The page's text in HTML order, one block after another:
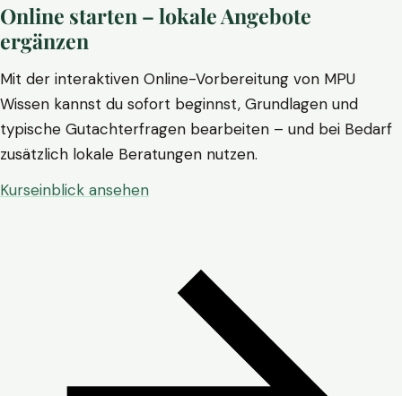
Online starten – lokale Angebote
ergänzen
Mit der interaktiven Online-Vorbereitung von MPU
Wissen kannst du sofort beginnst, Grundlagen und
typische Gutachterfragen bearbeiten – und bei Bedarf
zusätzlich lokale Beratungen nutzen.
Kurseinblick ansehen